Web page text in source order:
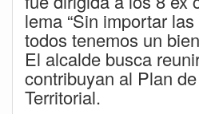
lema “Sin importar
todos tenemos un
El alcalde busca
contribuyan al Plan
Territorial.